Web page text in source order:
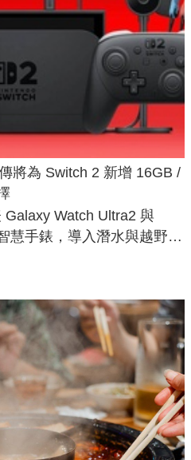
將為 Switch 2 新增 16GB /
Galaxy Watch Ultra2 與
慧手錶，導入潛水與越野跑